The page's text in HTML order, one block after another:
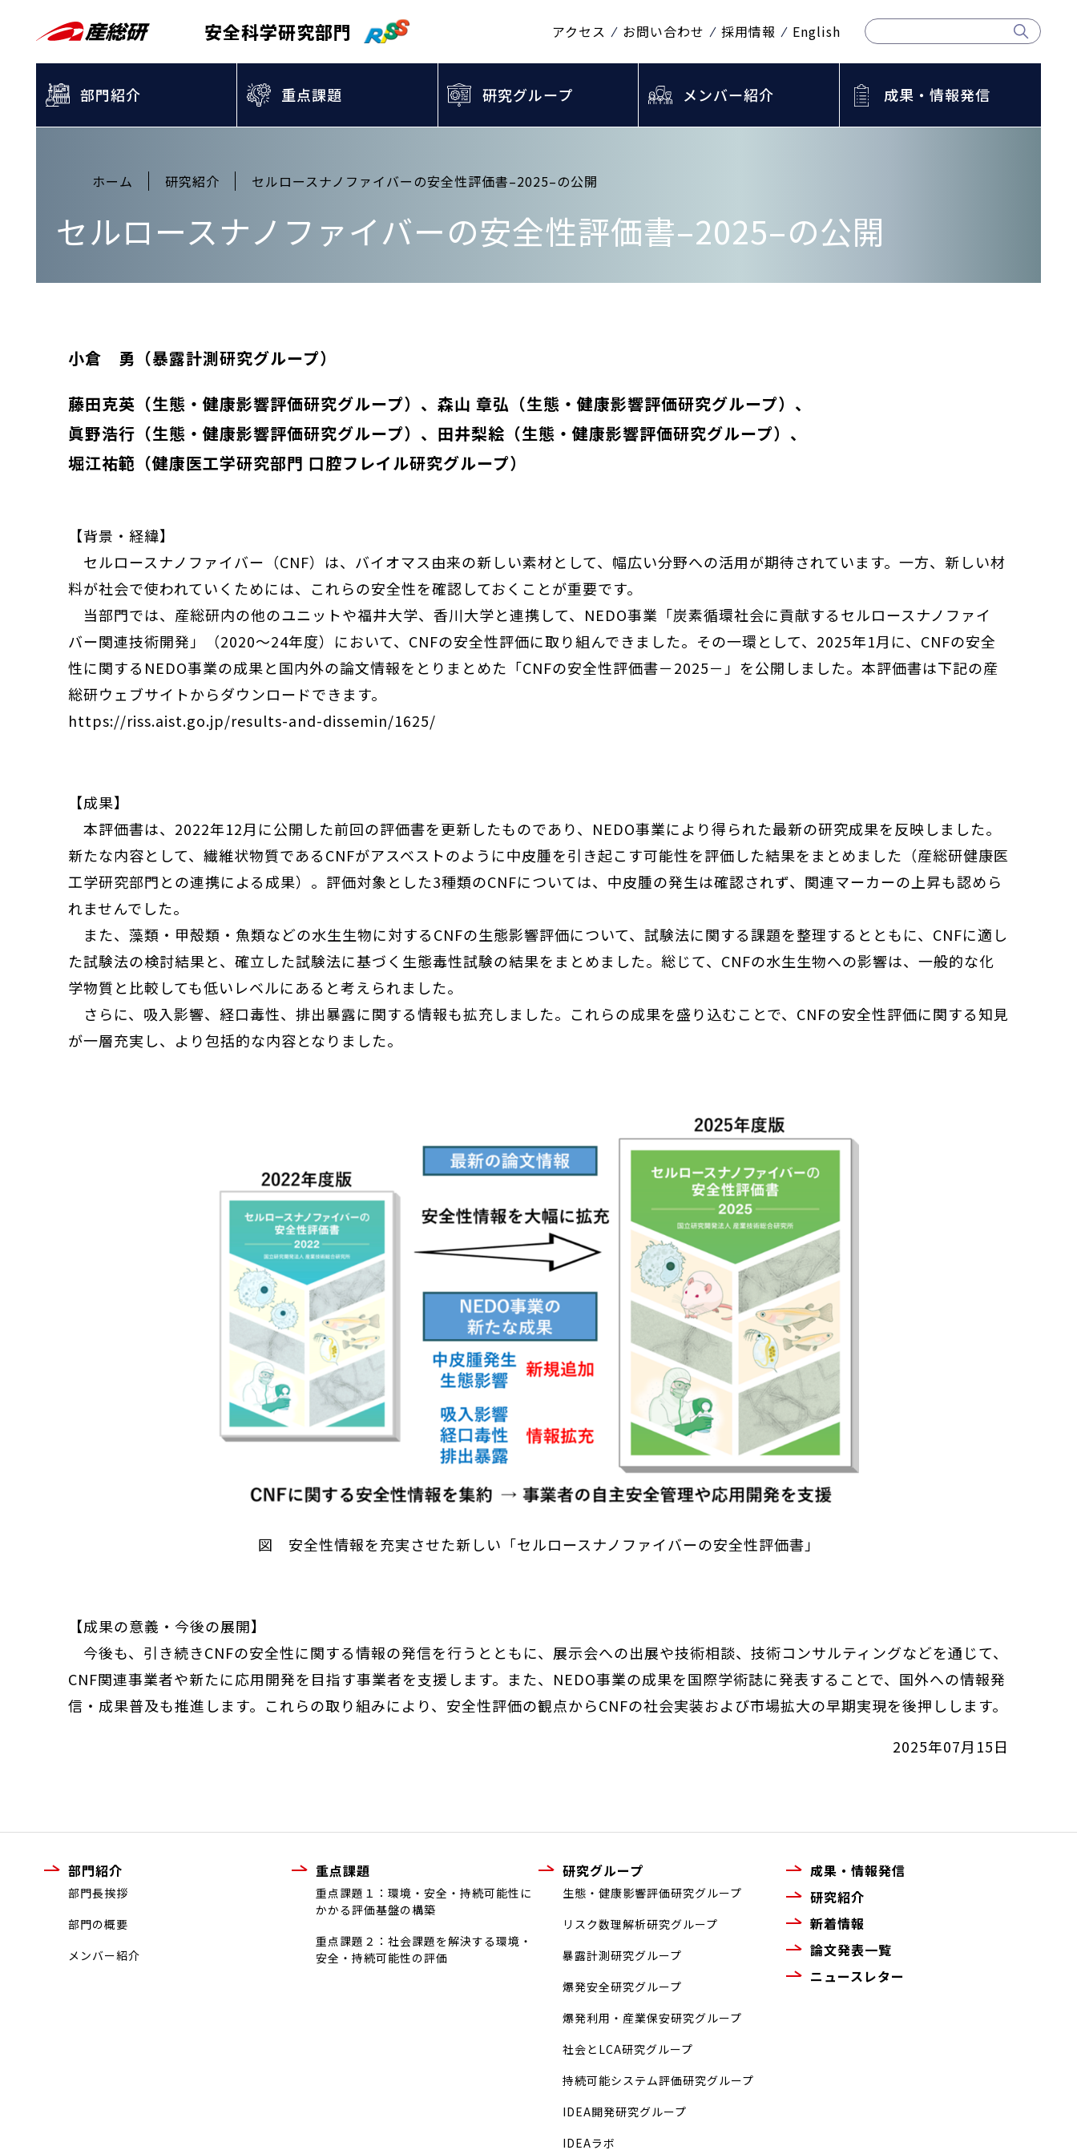
安全科学研究部門 アクセス お問い合わせ 採用情報 English
部門紹介 重点課題 研究グループ メンバー紹介 成果・情報発信
ホーム 研究紹介 セルロースナノファイバーの安全性評価書–2025–の公開
セルロースナノファイバーの安全性評価書–2025–の公開
小倉 勇（暴露計測研究グループ）
藤田克英（生態・健康影響評価研究グループ）
森山 章弘（生態・健康影響評価研究グループ）
眞野浩行（生態・健康影響評価研究グループ）
田井梨絵（生態・健康影響評価研究グループ）
堀江祐範（健康医工学研究部門 口腔フレイル研究グループ）
【背景・経緯】
セルロースナノファイバー（CNF）は、バイオマス由来の新しい素材として、幅広い分野への活用が期待されています。一方、新しい材
料が社会で使われていくためには、これらの安全性を確認しておくことが重要です。
当部門では、産総研内の他のユニットや福井大学、香川大学と連携して、NEDO事業「炭素循環社会に貢献するセルロースナノファイ
バー関連技術開発」（2020～24年度）において、CNFの安全性評価に取り組んできました。その一環として、2025年1月に、CNFの安全
性に関するNEDO事業の成果と国内外の論文情報をとりまとめた「CNFの安全性評価書－2025－」を公開しました。本評価書は下記の産
総研ウェブサイトからダウンロードできます。
https://riss.aist.go.jp/results-and-dissemin/1625/
【成果】
本評価書は、2022年12月に公開した前回の評価書を更新したものであり、NEDO事業により得られた最新の研究成果を反映しました。
新たな内容として、繊維状物質であるCNFがアスベストのように中皮腫を引き起こす可能性を評価した結果をまとめました（産総研健康医
工学研究部門との連携による成果）。評価対象とした3種類のCNFについては、中皮腫の発生は確認されず、関連マーカーの上昇も認めら
れませんでした。
また、藻類・甲殻類・魚類などの水生生物に対するCNFの生態影響評価について、試験法に関する課題を整理するとともに、CNFに適し
た試験法の検討結果と、確立した試験法に基づく生態毒性試験の結果をまとめました。総じて、CNFの水生生物への影響は、一般的な化
学物質と比較しても低いレベルにあると考えられました。
さらに、吸入影響、経口毒性、排出暴露に関する情報も拡充しました。これらの成果を盛り込むことで、CNFの安全性評価に関する知見
が一層充実し、より包括的な内容となりました。
図 安全性情報を充実させた新しい「セルロースナノファイバーの安全性評価書」
【成果の意義・今後の展開】
今後も、引き続きCNFの安全性に関する情報の発信を行うとともに、展示会への出展や技術相談、技術コンサルティングなどを通じて、
CNF関連事業者や新たに応用開発を目指す事業者を支援します。また、NEDO事業の成果を国際学術誌に発表することで、国外への情報発
信・成果普及も推進します。これらの取り組みにより、安全性評価の観点からCNFの社会実装および市場拡大の早期実現を後押しします。
2025年07月15日
部門紹介
部門長挨拶
部門の概要
メンバー紹介
重点課題
重点課題１：環境・安全・持続可能性に
かかる評価基盤の構築
重点課題２：社会課題を解決する環境・
安全・持続可能性の評価
研究グループ
生態・健康影響評価研究グループ
リスク数理解析研究グループ
暴露計測研究グループ
爆発安全研究グループ
爆発利用・産業保安研究グループ
社会とLCA研究グループ
持続可能システム評価研究グループ
IDEA開発研究グループ
IDEAラボ
成果・情報発信
研究紹介
新着情報
論文発表一覧
ニュースレター